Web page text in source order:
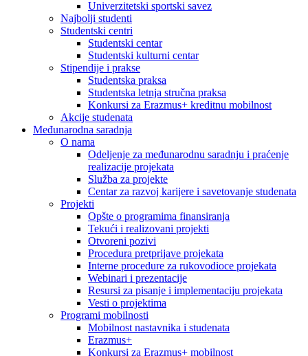
Univerzitetski sportski savez
Najbolji studenti
Studentski centri
Studentski centar
Studentski kulturni centar
Stipendije i prakse
Studentska praksa
Studentska letnja stručna praksa
Konkursi za Erazmus+ kreditnu mobilnost
Akcije studenata
Međunarodna saradnja
O nama
Odeljenje za međunarodnu saradnju i praćenje
realizacije projekata
Služba za projekte
Centar za razvoj karijere i savetovanje studenata
Projekti
Opšte o programima finansiranja
Tekući i realizovani projekti
Otvoreni pozivi
Procedura pretprijave projekata
Interne procedure za rukovodioce projekata
Webinari i prezentacije
Resursi za pisanje i implementaciju projekata
Vesti o projektima
Programi mobilnosti
Mobilnost nastavnika i studenata
Erazmus+
Konkursi za Erazmus+ mobilnost